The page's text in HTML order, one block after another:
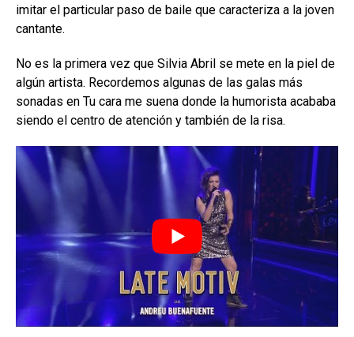
imitar el particular paso de baile que caracteriza a la joven
cantante.
No es la primera vez que Silvia Abril se mete en la piel de
algún artista. Recordemos algunas de las galas más
sonadas en Tu cara me suena donde la humorista acababa
siendo el centro de atención y también de la risa.